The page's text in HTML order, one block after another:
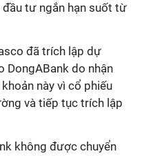
tư ngắn hạn suốt từ
đã trích lập dự
DongABank do nhận
này vì cổ phiếu
và tiếp tục trích lập
không được chuyển